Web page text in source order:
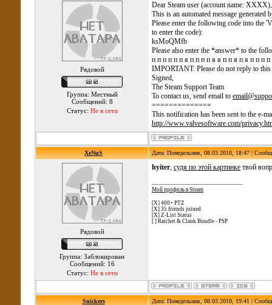
Рядовой
Группа: Местный
Сообщений: 8
Статус: Не в сети
Dear Steam user (account name: XXXX),
This is an automated message
Please enter the following code into the
to enter the code):
ksMoQMfb
Please also enter the *answer* to the
п п п п п п я п п п п я я п п я п я п п п п
IMPORTANT: Please do not reply to
Signed,
The Steam Support Team
To contact us, send email to
==============
This notification has been sent to the e-
http://www.valvesoftware.com/
XeNuS Дата: Понедельник, 08.03.2010, 18:47 |
Рядовой
Группа: Заблокирован
Сообщений: 16
Статус: Не в сети
hyiter, судя по этой картинке твой
Мой профиль в Steam
[X] 400+ PTZ
[X] 35 friends joined
[X] Z-List Status
[ ] Ratchet & Clank Bundle - PSP
Snickers Дата: Понедельник, 08.03.2010, 19:41 |